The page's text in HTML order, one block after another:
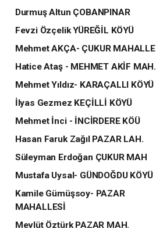
Durmuş Altun ÇOBANPINAR
Fevzi Özçelik YÜREĞİL KÖYÜ
Mehmet AKÇA- ÇUKUR MAHALLE
Hatice Ataş - MEHMET AKİF MAH.
Mehmet Yıldız- KARAÇALLI KÖYÜ
İlyas Gezmez KEÇİLLİ KÖYÜ
Mehmet İnci - İNCİRDERE KÖÜ
Hasan Faruk Zağıl PAZAR LAH.
Süleyman Erdoğan ÇUKUR MAH
Mustafa Uysal- GÜNDOĞDU KÖYÜ
Kamile Gümüşsoy- PAZAR
MAHALLESİ
Mevlüt Öztürk PAZAR MAH.